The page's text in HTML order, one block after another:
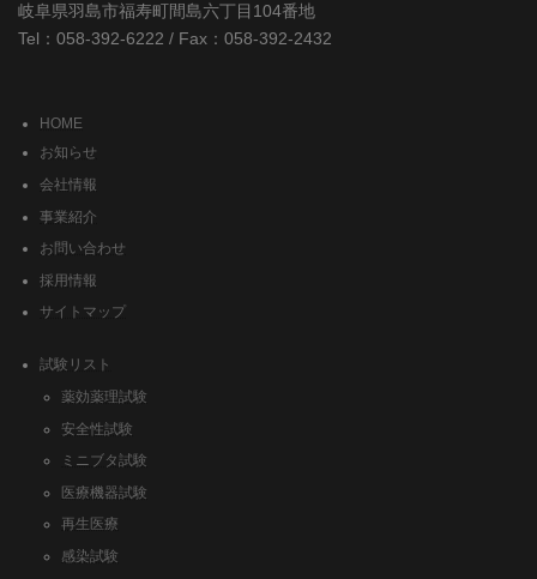
岐阜県羽島市福寿町間島六丁目104番地
Tel：058-392-6222 / Fax：058-392-2432
HOME
お知らせ
会社情報
事業紹介
お問い合わせ
採用情報
サイトマップ
試験リスト
薬効薬理試験
安全性試験
ミニブタ試験
医療機器試験
再生医療
感染試験